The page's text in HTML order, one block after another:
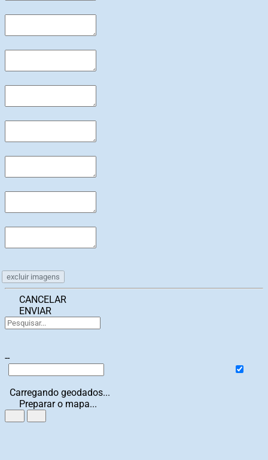
excluir imagens
CANCELAR
ENVIAR
--
Carregando geodados...
Preparar o mapa...